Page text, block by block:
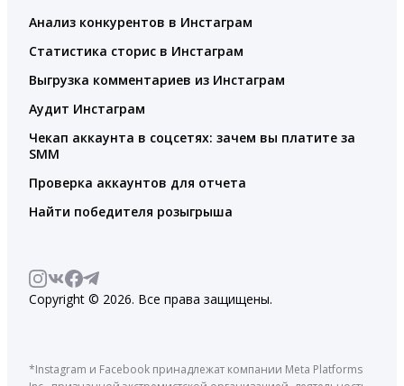
Анализ конкурентов в Инстаграм
Статистика сторис в Инстаграм
Выгрузка комментариев из Инстаграм
Аудит Инстаграм
Чекап аккаунта в соцсетях: зачем вы платите за
SMM
Проверка аккаунтов для отчета
Найти победителя розыгрыша
Copyright © 2026. Все права защищены.
*Instagram и Facebook принадлежат компании Meta Platforms